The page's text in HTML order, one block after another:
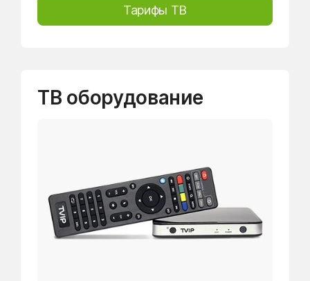
Тарифы ТВ
ТВ оборудование